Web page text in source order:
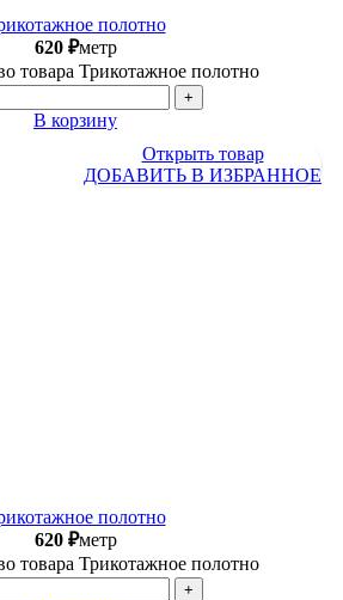
полотно
620 ₽метр
товара Трикотажное полотно
В корзину
Открыть товар
ДОБАВИТЬ В ИЗБРАННОЕ
полотно
620 ₽метр
товара Трикотажное полотно